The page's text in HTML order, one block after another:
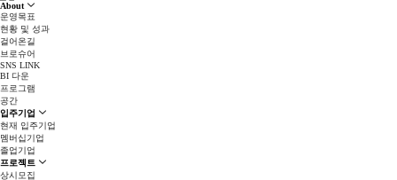
About
운영목표
현황 및 성과
걸어온길
브로슈어
SNS LINK
BI 다운
프로그램
공간
입주기업
현재 입주기업
멤버십기업
졸업기업
프로젝트
상시모집